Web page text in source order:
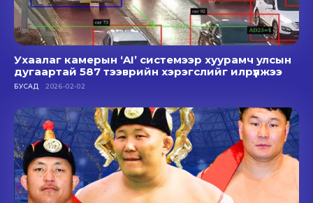
Ухаалаг камерын ‘AI’ системээр хуурамч улсын
дугаартай 587 тээврийн хэрэгслийг илрүүлжээ
БУСАД 2026-02-02